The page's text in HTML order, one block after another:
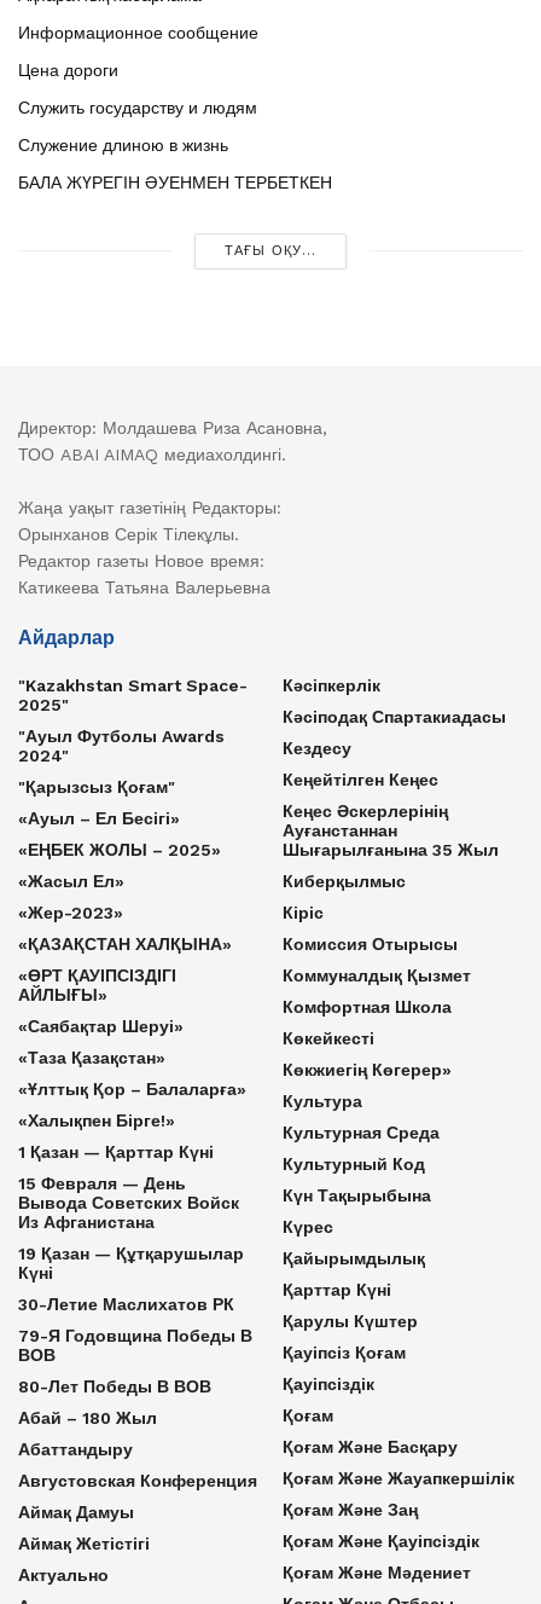
Информационное сообщение
Цена дороги
Служить государству и людям
Служение длиною в жизнь
БАЛА ЖҮРЕГІН ӘУЕНМЕН ТЕРБЕТКЕН
ТАҒЫ ОҚУ...
Директор: Молдашева Риза Асановна,
ТОО ABAI AIMAQ медиахолдингі.
Жаңа уақыт газетінің Редакторы:
Орынханов Серік Тілекұлы.
Редактор газеты Новое время:
Катикеева Татьяна Валерьевна
Айдарлар
"Kazakhstan Smart Space-
2025"
"Ауыл Футболы Awards
2024"
"Қарызсыз Қоғам"
«Ауыл – Ел Бесігі»
«ЕҢБЕК ЖОЛЫ – 2025»
«Жасыл Ел»
«Жер-2023»
«ҚАЗАҚСТАН ХАЛҚЫНА»
«ӨРТ ҚАУІПСІЗДІГІ
АЙЛЫҒЫ»
«Саябақтар Шеруі»
«Таза Қазақстан»
«Ұлттық Қор – Балаларға»
«Халықпен Бірге!»
1 Қазан — Қарттар Күні
15 Февраля — День
Вывода Советских Войск
Из Афганистана
19 Қазан — Құтқарушылар
Күні
30-Летие Маслихатов РК
79-Я Годовщина Победы В
ВОВ
80-Лет Победы В ВОВ
Абай – 180 Жыл
Абаттандыру
Августовская Конференция
Аймақ Дамуы
Аймақ Жетістігі
Актуально
Кәсіпкерлік
Кәсіподақ Спартакиадасы
Кездесу
Кеңейтілген Кеңес
Кеңес Әскерлерінің
Ауғанстаннан
Шығарылғанына 35 Жыл
Киберқылмыс
Кіріс
Комиссия Отырысы
Коммуналдық Қызмет
Комфортная Школа
Көкейкесті
Көкжиегің Көгерер»
Культура
Культурная Среда
Культурный Код
Күн Тақырыбына
Күрес
Қайырымдылық
Қарттар Күні
Қарулы Күштер
Қауіпсіз Қоғам
Қауіпсіздік
Қоғам
Қоғам Және Басқару
Қоғам Және Жауапкершілік
Қоғам Және Заң
Қоғам Және Қауіпсіздік
Қоғам Және Мәдениет